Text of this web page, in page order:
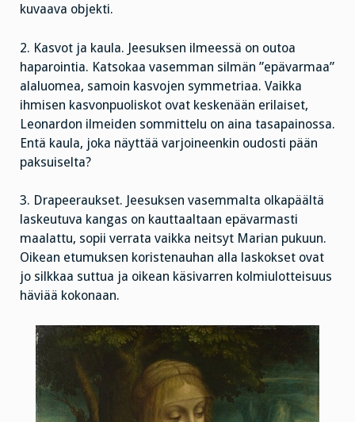
kuvaava objekti.
2. Kasvot ja kaula. Jeesuksen ilmeessä on outoa
haparointia. Katsokaa vasemman silmän ”epävarmaa”
alaluomea, samoin kasvojen symmetriaa. Vaikka
ihmisen kasvonpuoliskot ovat keskenään erilaiset,
Leonardon ilmeiden sommittelu on aina tasapainossa.
Entä kaula, joka näyttää varjoineenkin oudosti pään
paksuiselta?
3. Drapeeraukset. Jeesuksen vasemmalta olkapäältä
laskeutuva kangas on kauttaaltaan epävarmasti
maalattu, sopii verrata vaikka neitsyt Marian pukuun.
Oikean etumuksen koristenauhan alla laskokset ovat
jo silkkaa suttua ja oikean käsivarren kolmiulotteisuus
häviää kokonaan.